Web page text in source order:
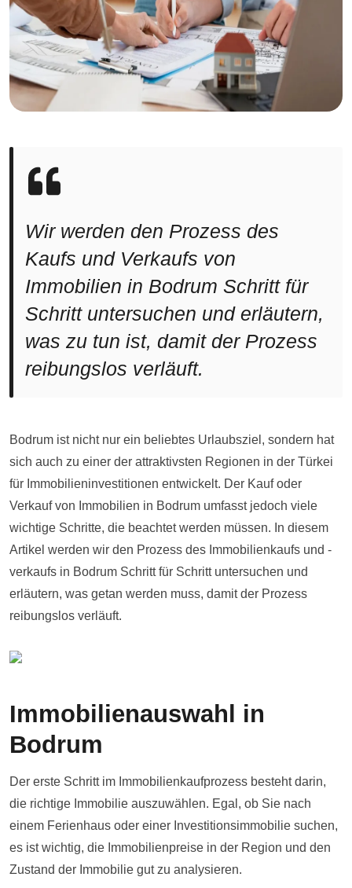
Wir werden den Prozess des
Kaufs und Verkaufs von
Immobilien in Bodrum Schritt für
Schritt untersuchen und erläutern,
was zu tun ist, damit der Prozess
reibungslos verläuft.
Bodrum ist nicht nur ein beliebtes Urlaubsziel, sondern hat
sich auch zu einer der attraktivsten Regionen in der Türkei
für Immobilieninvestitionen entwickelt. Der Kauf oder
Verkauf von Immobilien in Bodrum umfasst jedoch viele
wichtige Schritte, die beachtet werden müssen. In diesem
Artikel werden wir den Prozess des Immobilienkaufs und -
verkaufs in Bodrum Schritt für Schritt untersuchen und
erläutern, was getan werden muss, damit der Prozess
reibungslos verläuft.
Immobilienauswahl in
Bodrum
Der erste Schritt im Immobilienkaufprozess besteht darin,
die richtige Immobilie auszuwählen. Egal, ob Sie nach
einem Ferienhaus oder einer Investitionsimmobilie suchen,
es ist wichtig, die Immobilienpreise in der Region und den
Zustand der Immobilie gut zu analysieren.